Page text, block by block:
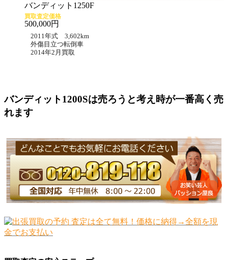
バンディット1250F
買取査定価格
500,000円
2011年式 3,602km
外傷目立つ転倒車
2014年2月買取
バンディット1200Sは売ろうと考え時が一番高く売
れます